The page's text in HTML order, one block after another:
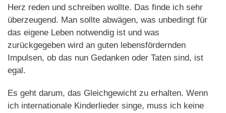
Herz reden und schreiben wollte. Das finde ich sehr
überzeugend. Man sollte abwägen, was unbedingt für
das eigene Leben notwendig ist und was
zurückgegeben wird an guten lebensfördernden
Impulsen, ob das nun Gedanken oder Taten sind, ist
egal.
Es geht darum, das Gleichgewicht zu erhalten. Wenn
ich internationale Kinderlieder singe, muss ich keine